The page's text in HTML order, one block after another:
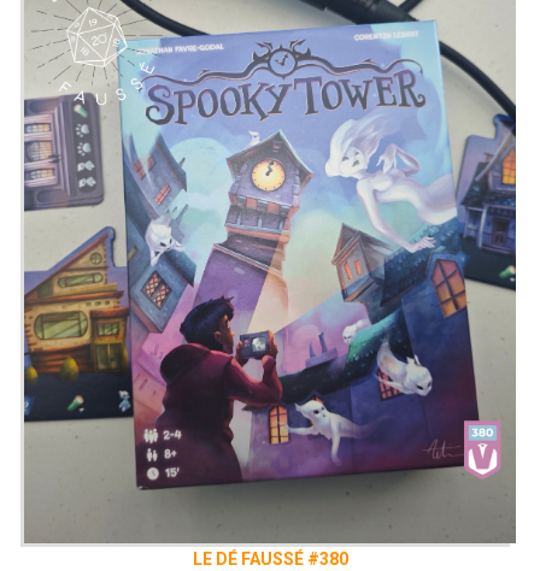
LE DÉ FAUSSÉ #380